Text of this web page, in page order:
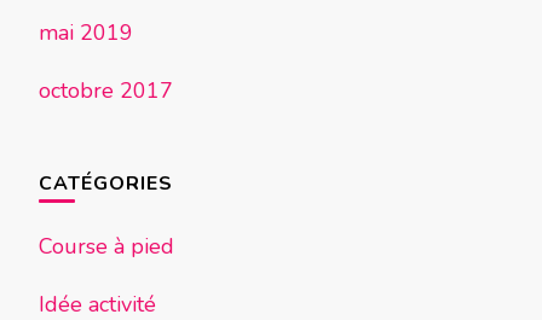
mai 2019
octobre 2017
CATÉGORIES
Course à pied
Idée activité